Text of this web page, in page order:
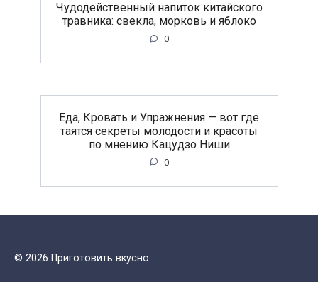
Чудодейственный напиток китайского
травника: свекла, морковь и яблоко
0
Еда, Кровать и Упражнения — вот где
таятся секреты молодости и красоты
по мнению Кацудзо Ниши
0
© 2026 Приготовить вкусно